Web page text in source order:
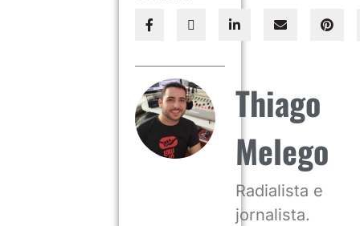
Thiago
Melego
Radialista e
jornalista.